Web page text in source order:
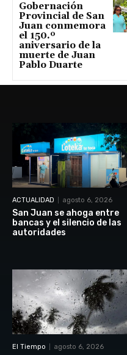
Gobernación
Provincial de San
Juan conmemora
el 150.º
aniversario de la
muerte de Juan
Pablo Duarte
ACTUALIDAD agosto 6, 2026
San Juan se ahoga entre
bancas y el silencio de las
autoridades
El Tiempo agosto 6, 2026